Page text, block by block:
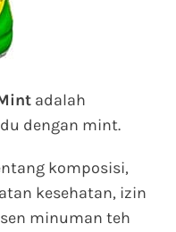
adalah
dengan mint.
komposisi,
kesehatan, izin
minuman teh